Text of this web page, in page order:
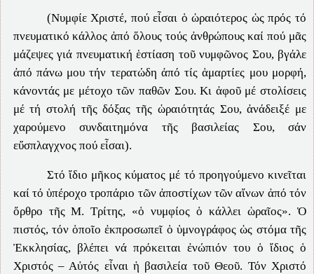
(Νυμφίε Χριστέ, πού εἶσαι ὁ ὡραιότερος ὡς πρός τό
πνευματικό κάλλος ἀπό ὅλους τούς ἀνθρώπους καί πού μᾶς
μάζεψες γιά πνευματική ἑστίαση τοῦ νυμφῶνος Σου, βγάλε
ἀπό πάνω μου τήν τερατώδη ἀπό τίς ἁμαρτίες μου μορφή,
κάνοντάς με μέτοχο τῶν παθῶν Σου. Κι ἀφοῦ μέ στολίσεις
μέ τή στολή τῆς δόξας τῆς ὡραιότητάς Σου, ἀνάδειξέ με
χαρούμενο συνδαιτημόνα τῆς βασιλείας Σου, σάν
εὔσπλαγχνος πού εἶσαι).
Στό ἴδιο μῆκος κύματος μέ τό προηγούμενο κινεῖται
καί τό ὑπέροχο τροπάριο τῶν ἀποστίχων τῶν αἴνων ἀπό τόν
ὄρθρο τῆς Μ. Τρίτης, «ὁ νυμφίος ὁ κάλλει ὡραῖος». Ὁ
πιστός, τόν ὁποῖο ἐκπροσωπεῖ ὁ ὑμνογράφος ὡς στόμα τῆς
Ἐκκλησίας, βλέπει νά πρόκειται ἐνώπιόν του ὁ ἴδιος ὁ
Χριστός – Αὐτός εἶναι ἡ βασιλεία τοῦ Θεοῦ. Τόν Χριστό